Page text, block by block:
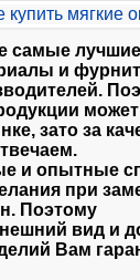
самые
и
зато за
и опытные
при
Поэтому
вид и
Вам